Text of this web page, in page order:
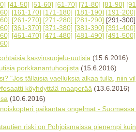
[41-50] [51-60] [61-70] [71-80] [81-90]
[161-170] [171-180] [181-190] [191-200]
[261-270] [271-280] [281-290] [291-300]
[361-370] [371-380] [381-390] [391-400]
[461-470] [471-480] [481-490] [491-500]
kasvinsuojelu-uutisia (15.6.2016)
porkkanantuhoojista (15.6.2016)
"Jos tällaisia vaelluksia alkaa tulla, niin
köyhdyttää maaperää (13.6.2016)
(10.6.2016)
paikantaa ongelmat -
riski on Pohjoismaissa pienempi